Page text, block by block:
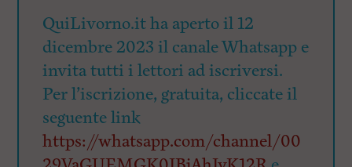
QuiLivorno.it ha aperto il 12
dicembre 2023 il canale Whatsapp e
invita tutti i lettori ad iscriversi.
Per l’iscrizione, gratuita, cliccate il
seguente link
https://whatsapp.com/channel/00